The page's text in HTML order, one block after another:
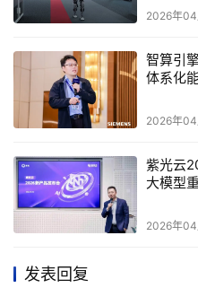
微功耗SRAM(MoBL)及
由于智能手机、PDA等消
增长，与之相适应的存储技
要求：大容量、低成本及低
储器能同时满足这三个要求
权衡各种存储器的利弊，
通常它们要求最佳的容量/
2026年
智算引
体系化
2026年04
紫光云
大模型
2026年
发表回复